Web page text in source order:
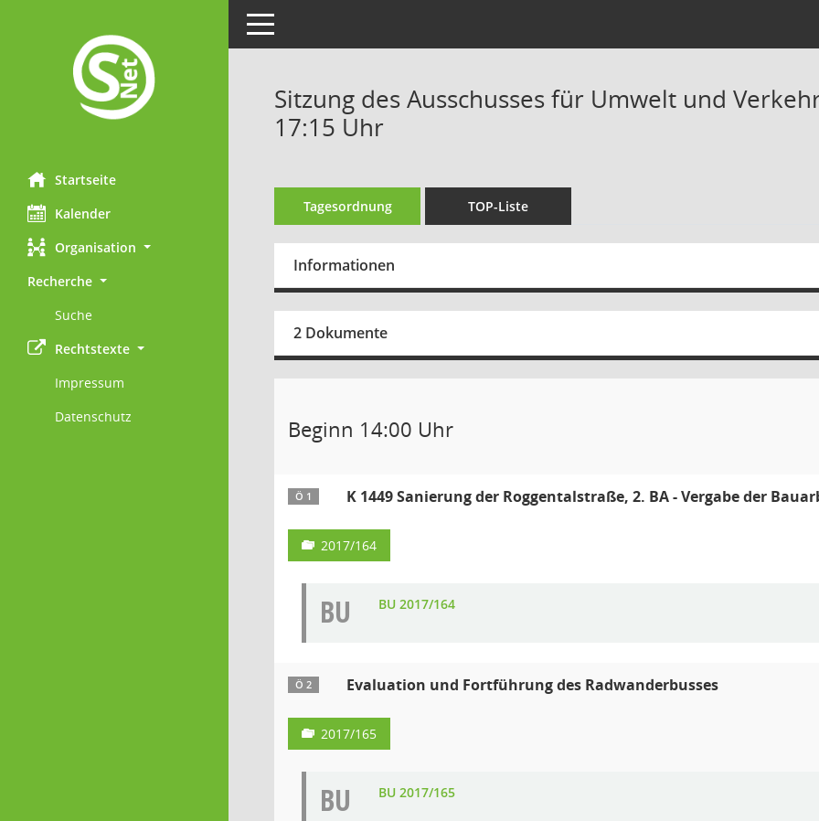
Startseite
Kalender
Organisation
Recherche
Suche
Rechtstexte
Impressum
Datenschutz
Toggle navigation
Sitzung des Ausschusses für Umwelt und
17:15 Uhr
Tagesordnung TOP-Liste
Informationen
2 Dokumente
Beginn 14:00 Uhr
Ö 1 K 1449 Sanierung der Roggentalstraße, 2. BA - Vergabe der
2017/164
BU BU 2017/164
Ö 2 Evaluation und Fortführung des Radwanderbusses
2017/165
BU BU 2017/165